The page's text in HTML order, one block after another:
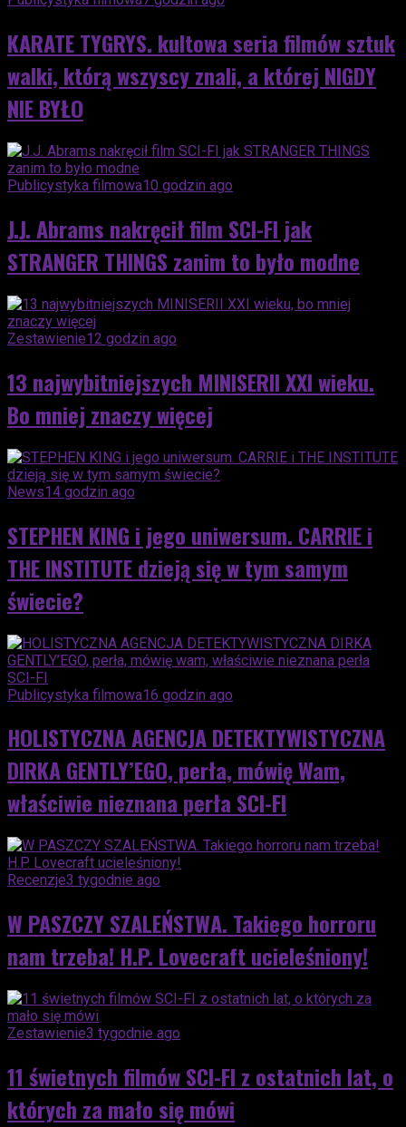
KARATE TYGRYS. kultowa seria filmów sztuk
walki, którą wszyscy znali, a której NIGDY
NIE BYŁO
Publicystyka filmowa10 godzin ago
J.J. Abrams nakręcił film SCI-FI jak
STRANGER THINGS zanim to było modne
Zestawienie12 godzin ago
13 najwybitniejszych MINISERII XXI wieku.
Bo mniej znaczy więcej
News14 godzin ago
STEPHEN KING i jego uniwersum. CARRIE i
THE INSTITUTE dzieją się w tym samym
świecie?
Publicystyka filmowa16 godzin ago
HOLISTYCZNA AGENCJA DETEKTYWISTYCZNA
DIRKA GENTLY’EGO, perła, mówię Wam,
właściwie nieznana perła SCI-FI
Recenzje3 tygodnie ago
W PASZCZY SZALEŃSTWA. Takiego horroru
nam trzeba! H.P. Lovecraft ucieleśniony!
Zestawienie3 tygodnie ago
11 świetnych filmów SCI-FI z ostatnich lat, o
których za mało się mówi